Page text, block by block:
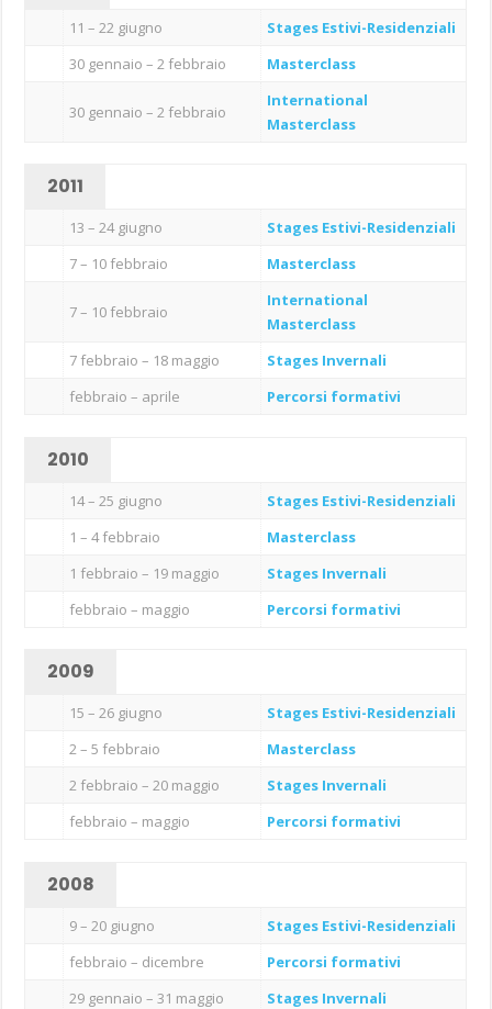
11 – 22 giugno
Stages Estivi-Residenziali
30 gennaio – 2 febbraio
Masterclass
30 gennaio – 2 febbraio
International
Masterclass
2011
13 – 24 giugno
Stages Estivi-Residenziali
7 – 10 febbraio
Masterclass
7 – 10 febbraio
International
Masterclass
7 febbraio – 18 maggio
Stages Invernali
febbraio – aprile
Percorsi formativi
2010
14 – 25 giugno
Stages Estivi-Residenziali
1 – 4 febbraio
Masterclass
1 febbraio – 19 maggio
Stages Invernali
febbraio – maggio
Percorsi formativi
2009
15 – 26 giugno
Stages Estivi-Residenziali
2 – 5 febbraio
Masterclass
2 febbraio – 20 maggio
Stages Invernali
febbraio – maggio
Percorsi formativi
2008
9 – 20 giugno
Stages Estivi-Residenziali
febbraio – dicembre
Percorsi formativi
29 gennaio – 31 maggio
Stages Invernali